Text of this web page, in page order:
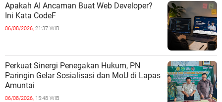
Apakah AI Ancaman Buat Web Developer?
Ini Kata CodeF
06/08/2026, 21:37 WIB
Perkuat Sinergi Penegakan Hukum, PN
Paringin Gelar Sosialisasi dan MoU di Lapas
Amuntai
06/08/2026, 15:48 WIB